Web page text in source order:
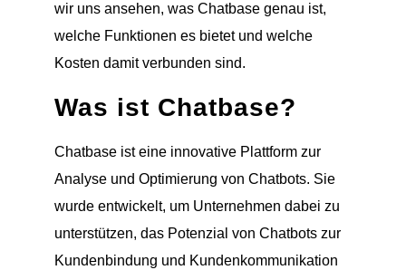
wir uns ansehen, was Chatbase genau ist,
welche Funktionen es bietet und welche
Kosten damit verbunden sind.
Was ist Chatbase?
Chatbase ist eine innovative Plattform zur
Analyse und Optimierung von Chatbots. Sie
wurde entwickelt, um Unternehmen dabei zu
unterstützen, das Potenzial von Chatbots zur
Kundenbindung und Kundenkommunikation